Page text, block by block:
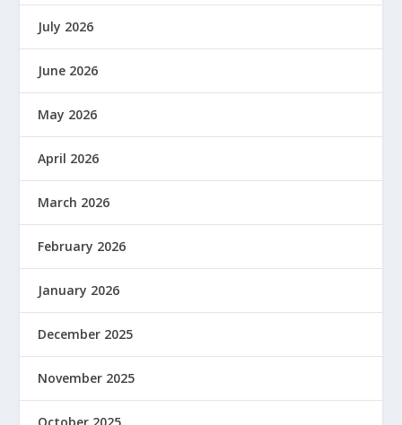
July 2026
June 2026
May 2026
April 2026
March 2026
February 2026
January 2026
December 2025
November 2025
October 2025